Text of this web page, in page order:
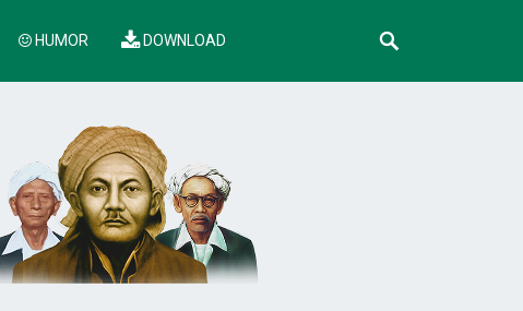
HUMOR DOWNLOAD